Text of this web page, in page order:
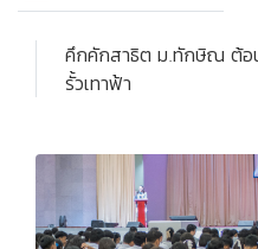
คึกคักสาธิต ม.ทักษิณ ต้อน
รั้วเทาฟ้า